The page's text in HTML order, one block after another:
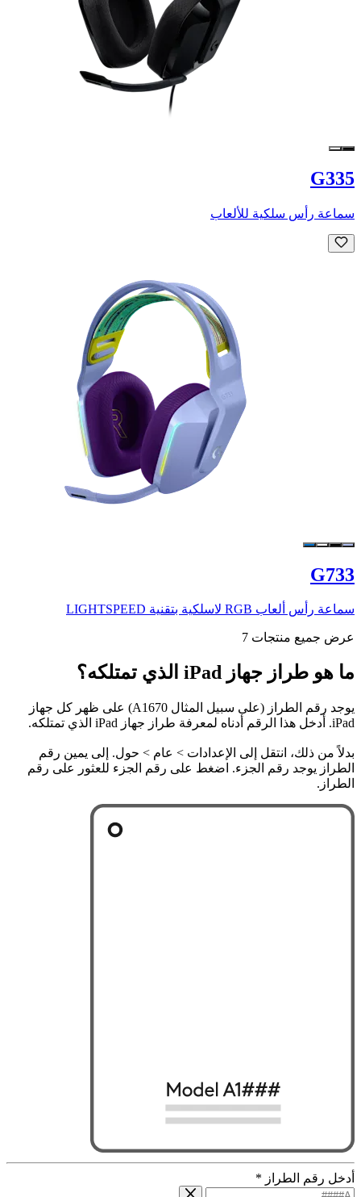
G335
سماعة رأس سلكية للألعاب
G733
سماعة رأس ألعاب RGB لاسلكية بتقنية LIGHTSPEED
عرض جميع منتجات 7
ما هو طراز جهاز iPad الذي تمتلكه؟
يوجد رقم الطراز (على سبيل المثال A1670) على ظهر كل جهاز
iPad. أدخل هذا الرقم أدناه لمعرفة طراز جهاز iPad الذي تمتلكه.
بدلاً من ذلك، انتقل إلى الإعدادات > عام > حول. إلى يمين رقم
الطراز يوجد رقم الجزء. اضغط على رقم الجزء للعثور على رقم
الطراز.
أدخل رقم الطراز *